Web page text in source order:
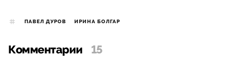
ПАВЕЛ ДУРОВ ИРИНА БОЛГАР
Комментарии 15